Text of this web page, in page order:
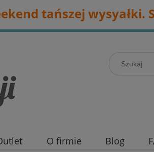
tańszej wysyałki.
O firmie Blog